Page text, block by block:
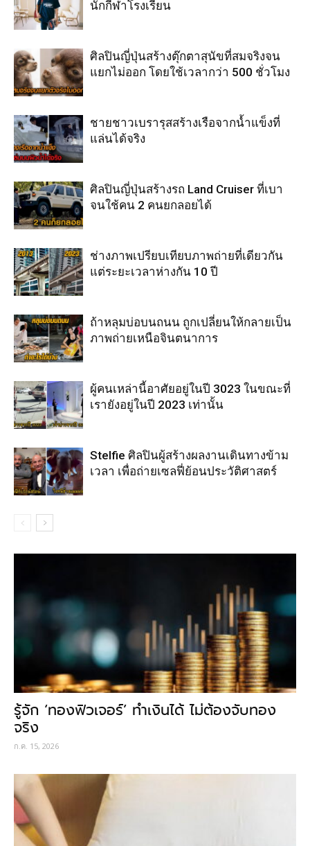
นักกีฬาโรงเรียน
ศิลปินญี่ปุ่นสร้างตุ๊กตาสุนัขที่สมจริงจน
แยกไม่ออก โดยใช้เวลากว่า 500 ชั่วโมง
ชายชาวเบรารุสสร้างเรือจากน้ำแข็งที่
แล่นได้จริง
ศิลปินญี่ปุ่นสร้างรถ Land Cruiser ที่เบา
จนใช้คน 2 คนยกลอยได้
ช่างภาพเปรียบเทียบภาพถ่ายที่เดียวกัน
แต่ระยะเวลาห่างกัน 10 ปี
ถ้าหลุมบ่อบนถนน ถูกเปลี่ยนให้กลายเป็น
ภาพถ่ายเหนือจินตนาการ
ผู้คนเหล่านี้อาศัยอยู่ในปี 3023 ในขณะที่
เรายังอยู่ในปี 2023 เท่านั้น
Stelfie ศิลปินผู้สร้างผลงานเดินทางข้าม
เวลา เพื่อถ่ายเซลฟี่ย้อนประวัติศาสตร์
รู้จัก ‘ทองฟิวเจอร์’ ทำเงินได้ ไม่ต้องจับทอง
จริง
ก.ค. 15, 2026